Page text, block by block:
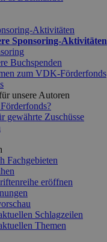
Aktivitäten
Sponsoring-Aktivitäten
Buchspenden
zum VDK-Förderfonds
unsere Autoren
gewährte Zuschüsse
Fachgebieten
eröffnen
Schlagzeilen
Themen